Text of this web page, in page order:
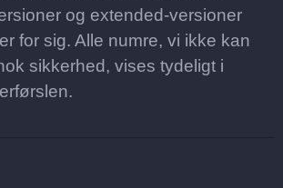
og extended-versioner
for sig. Alle numre, vi ikke kan
sikkerhed, vises tydeligt i